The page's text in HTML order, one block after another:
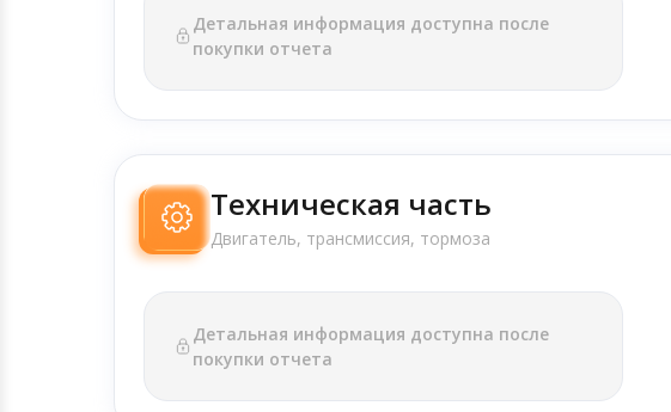
Детальная информация доступна после
покупки отчета
Техническая часть
Двигатель, трансмиссия, тормоза
Детальная информация доступна после
покупки отчета